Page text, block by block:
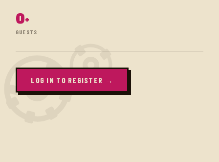
0+
GUESTS
LOG IN TO REGISTER →